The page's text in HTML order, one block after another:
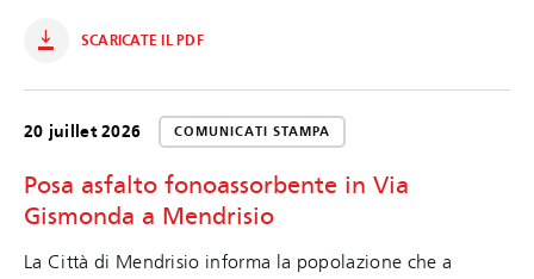
SCARICATE IL PDF
20 juillet 2026 COMUNICATI STAMPA
Posa asfalto fonoassorbente in Via
Gismonda a Mendrisio
La Città di Mendrisio informa la popolazione che a